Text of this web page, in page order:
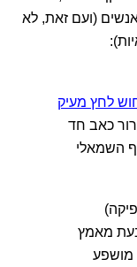
(ועם זאת, לא
לחץ מעיק
כאב חד
השמאלי
מאמץ
מושפע